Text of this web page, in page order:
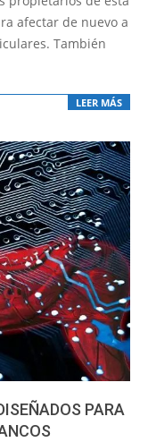
afectar de nuevo a
También
LEER MÁS
PARA